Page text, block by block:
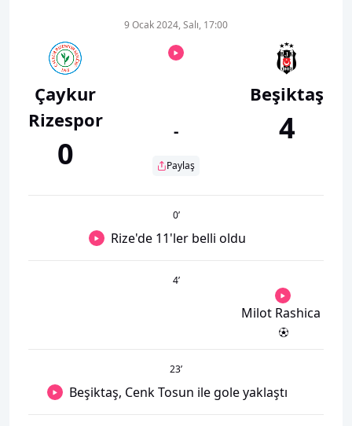
Çaykur
Rizespor
0
9 Ocak 2024, Salı, 17:00
-
Paylaş
Beşiktaş
4
0’
Rize'de 11'ler belli oldu
4’
Milot Rashica
23’
Beşiktaş, Cenk Tosun ile gole yaklaştı